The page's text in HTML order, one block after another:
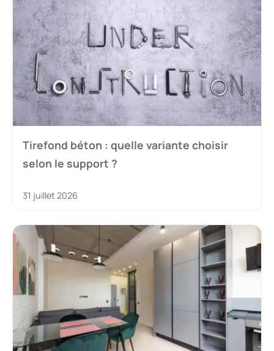
Tirefond béton : quelle variante choisir
selon le support ?
31 juillet 2026